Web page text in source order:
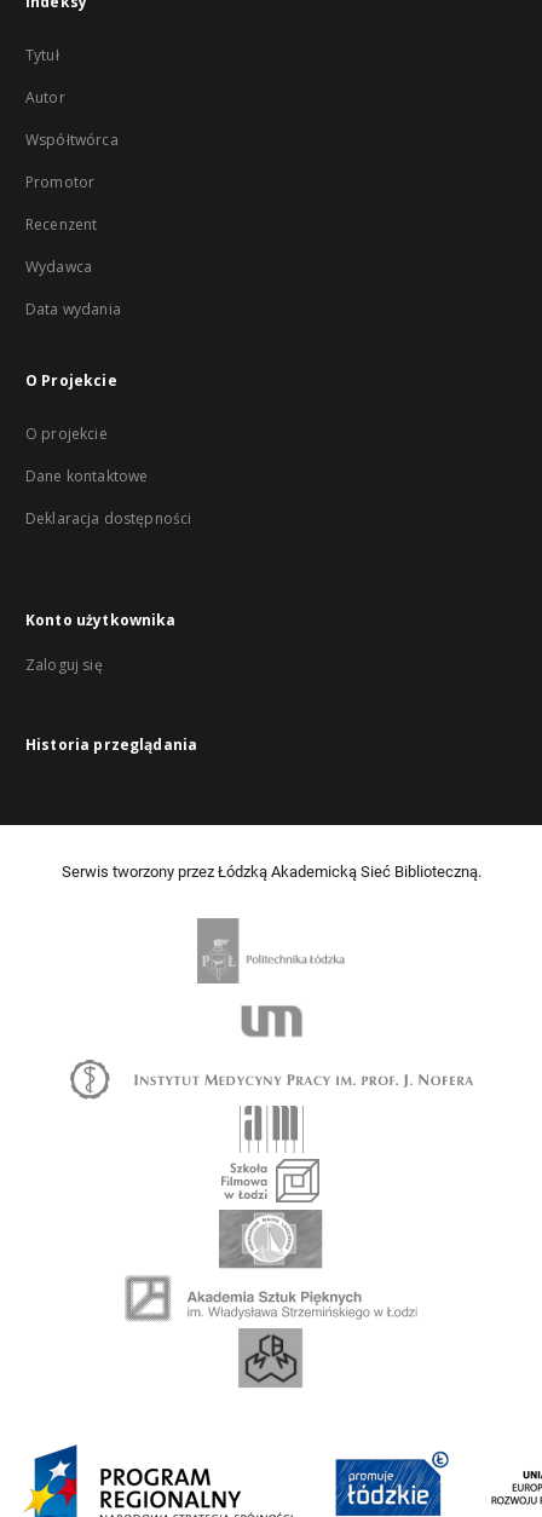
Tytuł
Autor
Współtwórca
Promotor
Recenzent
Wydawca
Data wydania
O Projekcie
O projekcie
Dane kontaktowe
Deklaracja dostępności
Konto użytkownika
Zaloguj się
Historia przeglądania
Serwis tworzony przez Łódzką Akademicką Sieć Biblioteczną.